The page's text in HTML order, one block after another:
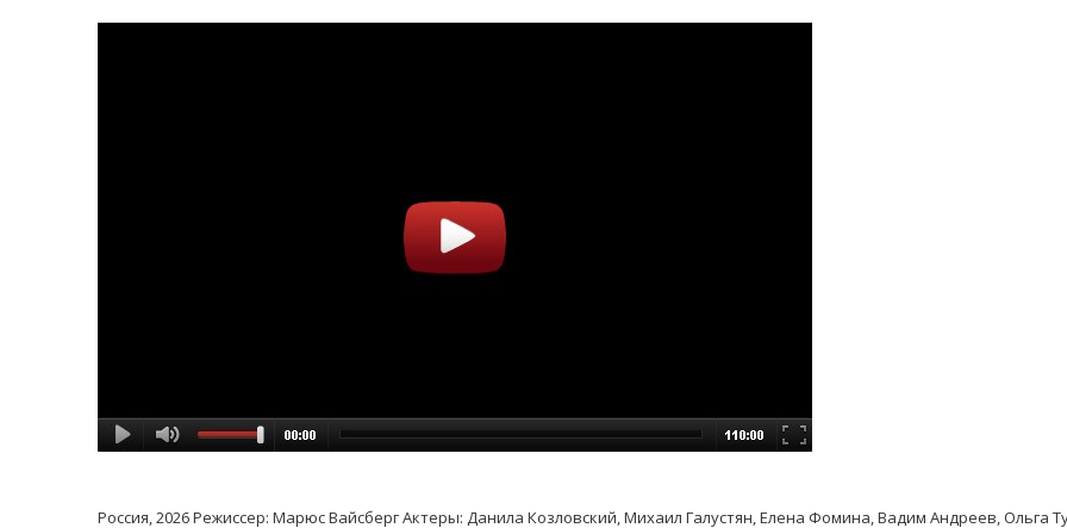
Россия, 2026 Режиссер: Марюс Вайсберг Актеры: Данила Козловский, Михаил Галустян, Елена Фомина, Вадим Андреев, Ольга